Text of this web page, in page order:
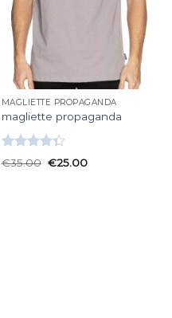
MAGLIETTE PROPAGANDA
magliette propaganda
Valutato
€35.00 €25.00